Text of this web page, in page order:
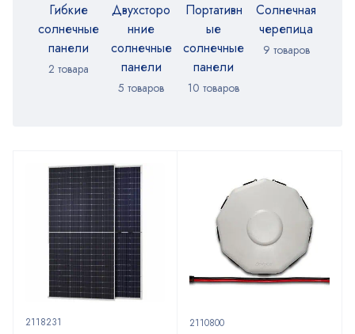
Гибкие
солнечные
панели
2 товара
Двухсторо
нние
солнечные
панели
5 товаров
Портативн
ые
солнечные
панели
10 товаров
Солнечная
черепица
9 товаров
2118231 2110800